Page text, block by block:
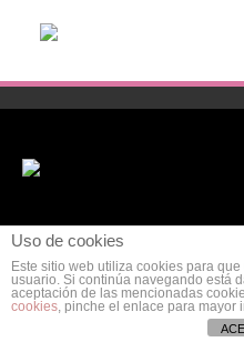
POLÍTICA DE PRIVACIDAD
Uso de cookies
Este sitio web utiliza cookies para
usuario. Si continúa navegando está
aceptación de las mencionadas
cookies, pinche el enlace para mayor